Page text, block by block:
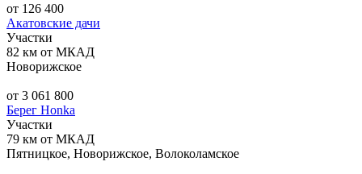
от 126 400
Акатовские дачи
Участки
82 км от МКАД
Новорижское
от 3 061 800
Берег Honka
Участки
79 км от МКАД
Пятницкое, Новорижское, Волоколамское